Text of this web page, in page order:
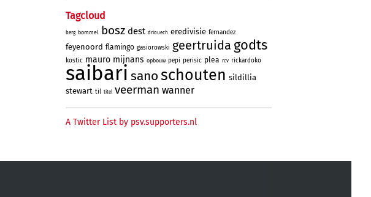
Tagcloud
berg bommel bosz dest driouech eredivisie fernandez
feyenoord flamingo gasiorowski geertruida godts
kostic mauro mijnans opbouw pepi perisic plea rcv rickardoko
saibari sanoschouten sildillia
stewart til titel veerman wanner
A Twitter List by psv.supporters.nl